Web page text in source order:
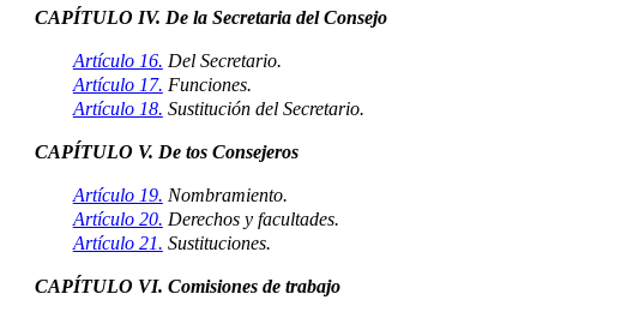
CAPÍTULO IV. De la Secretaria del Consejo
Artículo 16. Del Secretario.
Artículo 17. Funciones.
Artículo 18. Sustitución del Secretario.
CAPÍTULO V. De tos Consejeros
Artículo 19. Nombramiento.
Artículo 20. Derechos y facultades.
Artículo 21. Sustituciones.
CAPÍTULO VI. Comisiones de trabajo